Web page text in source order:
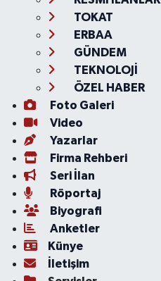
TOKAT
ERBAA
GÜNDEM
TEKNOLOJİ
ÖZEL HABER
Foto Galeri
Video
Yazarlar
Firma Rehberi
Seri İlan
Röportaj
Biyografi
Anketler
Künye
İletişim